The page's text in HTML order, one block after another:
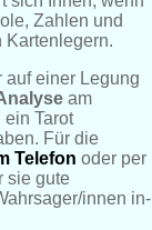
Zahlen und
Kartenlegern.
auf einer Legung
am
Tarot
Für die
Telefon oder per
sie gute
innen in-